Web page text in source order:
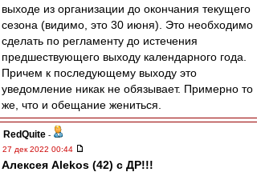
выходе из организации до окончания текущего
сезона (видимо, это 30 июня). Это необходимо
сделать по регламенту до истечения
предшествующего выходу календарного года.
Причем к последующему выходу это
уведомление никак не обязывает. Примерно то
же, что и обещание жениться.
RedQuite -
27 дек 2022 00:44
Алексея Alekos (42) с ДР!!!